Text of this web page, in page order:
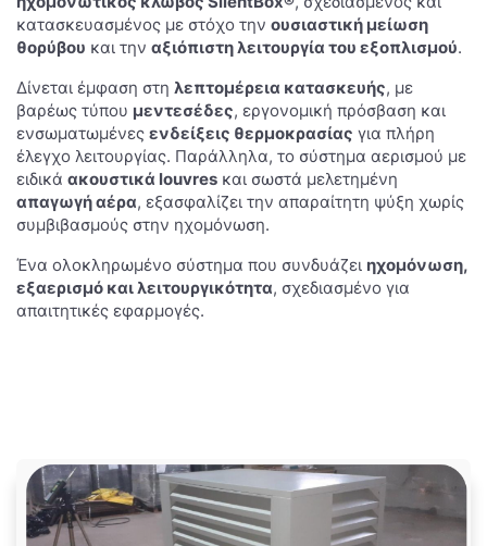
κατασκευασμένος με στόχο την ουσιαστική μείωση
θορύβου και την αξιόπιστη λειτουργία του εξοπλισμού.
Δίνεται έμφαση στη λεπτομέρεια κατασκευής, με
βαρέως τύπου μεντεσέδες, εργονομική πρόσβαση και
ενσωματωμένες ενδείξεις θερμοκρασίας για πλήρη
έλεγχο λειτουργίας. Παράλληλα, το σύστημα αερισμού με
ειδικά ακουστικά louvres και σωστά μελετημένη
απαγωγή αέρα, εξασφαλίζει την απαραίτητη ψύξη χωρίς
συμβιβασμούς στην ηχομόνωση.
Ένα ολοκληρωμένο σύστημα που συνδυάζει ηχομόνωση,
εξαερισμό και λειτουργικότητα, σχεδιασμένο για
απαιτητικές εφαρμογές.